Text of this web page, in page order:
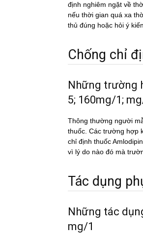
định nghiêm ngặt về
nếu thời gian quá xa
thủ đúng hoặc hỏi ý
Chống chỉ
Những trường
5; 160mg/1;
Thông thường người
thuốc. Các trường hợp
chỉ định thuốc
vì lý do nào đó mà
Tác dụng
Những tác
mg/1